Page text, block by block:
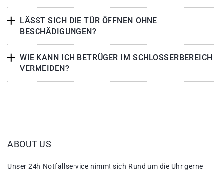
LÄSST SICH DIE TÜR ÖFFNEN OHNE
BESCHÄDIGUNGEN?
WIE KANN ICH BETRÜGER IM SCHLOSSERBEREICH
VERMEIDEN?
ABOUT US
Unser 24h Notfallservice nimmt sich Rund um die Uhr gerne